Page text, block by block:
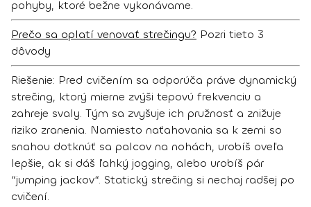
pohyby, ktoré bežne vykonávame.
Prečo sa oplatí venovať strečingu? Pozri tieto 3
dôvody
Riešenie: Pred cvičením sa odporúča práve dynamický
strečing, ktorý mierne zvýši tepovú frekvenciu a
zahreje svaly. Tým sa zvyšuje ich pružnosť a znižuje
riziko zranenia. Namiesto naťahovania sa k zemi so
snahou dotknúť sa palcov na nohách, urobíš oveľa
lepšie, ak si dáš ľahký jogging, alebo urobíš pár
“jumping jackov“. Statický strečing si nechaj radšej po
cvičení.